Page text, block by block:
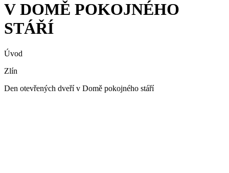
V DOMĚ POKOJNÉHO
STÁŘÍ
Úvod
Zlín
Den otevřených dveří v Domě pokojného stáří